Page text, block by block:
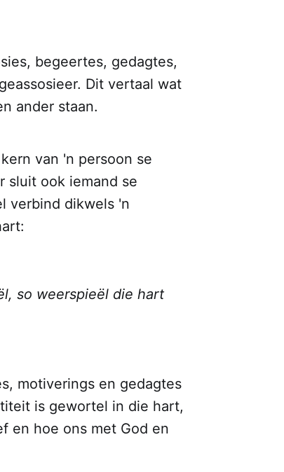
begeertes, gedagtes,
Dit vertaal wat
ander staan.
van 'n persoon se
sluit ook iemand se
verbind dikwels 'n
so weerspieël die hart
motiverings en gedagtes
is gewortel in die hart,
en hoe ons met God en